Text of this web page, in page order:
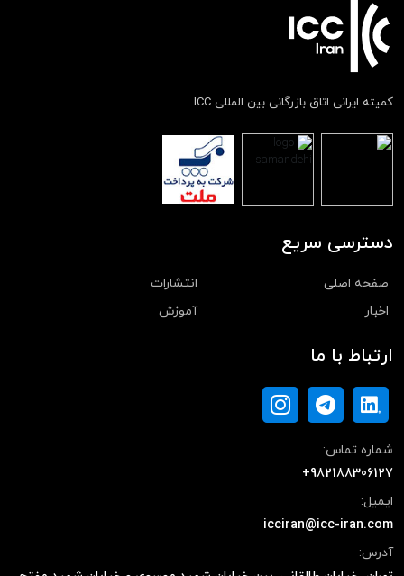
کمیته ایرانی اتاق بازرگانی بین المللی ICC
دسترسی سریع
صفحه اصلی
انتشارات
اخبار
آموزش
ارتباط با ما
شماره تماس:
+982188306127
ایمیل:
icciran@icc-iran.com
آدرس: